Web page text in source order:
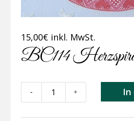
15,00€ inkl. MwSt.
BC114
Herzspirale
- + In